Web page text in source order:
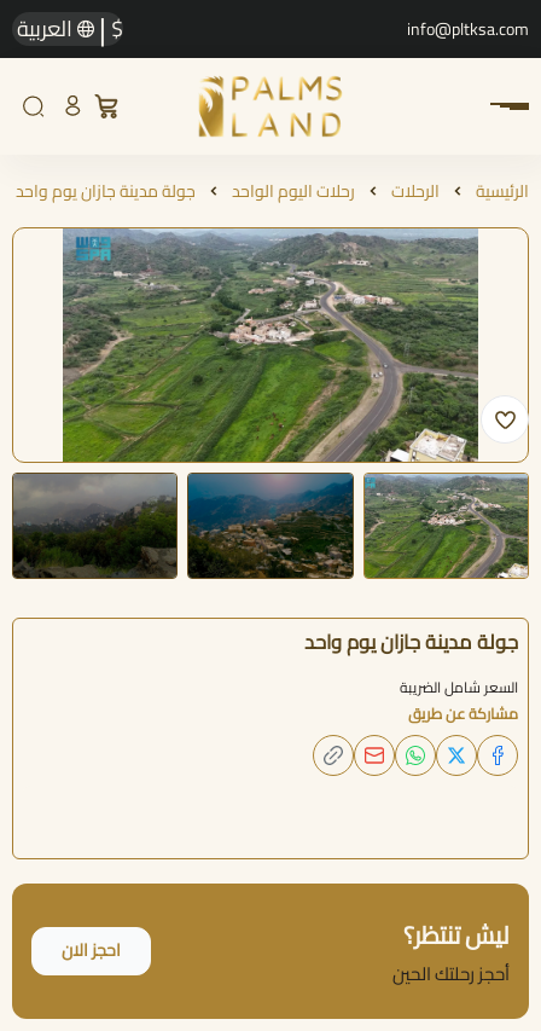
info@pltksa.com
$
| العربية
الرئيسية الرحلات رحلات اليوم الواحد جولة مدينة جازان يوم واحد
جولة مدينة جازان يوم واحد
السعر شامل الضريبة
مشاركة عن طريق
ليش تنتظر؟
أحجز رحلتك الحين
احجز الان